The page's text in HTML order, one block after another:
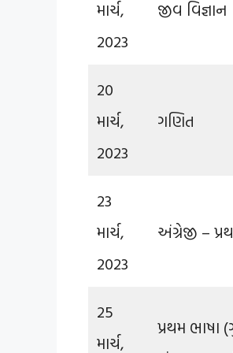
માર્ચ,
2023
જીવ વિજ્ઞાન
20
માર્ચ,
2023
ગણિત
23
માર્ચ,
2023
અંગ્રેજી –
25
માર્ચ,
પ્રથમ ભાષા